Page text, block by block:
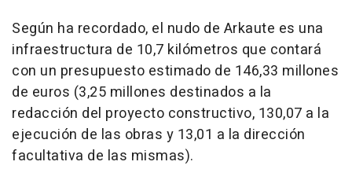
Según ha recordado, el nudo de Arkaute es una
infraestructura de 10,7 kilómetros que contará
con un presupuesto estimado de 146,33 millones
de euros (3,25 millones destinados a la
redacción del proyecto constructivo, 130,07 a la
ejecución de las obras y 13,01 a la dirección
facultativa de las mismas).